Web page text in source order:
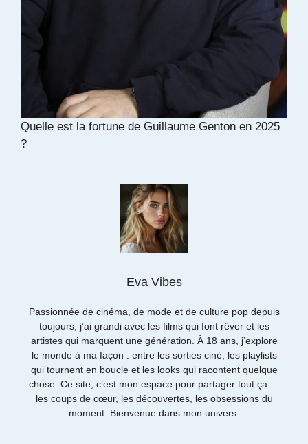
Quelle est la fortune de Guillaume Genton en 2025
?
Eva Vibes
Passionnée de cinéma, de mode et de culture pop depuis
toujours, j’ai grandi avec les films qui font rêver et les
artistes qui marquent une génération. À 18 ans, j’explore
le monde à ma façon : entre les sorties ciné, les playlists
qui tournent en boucle et les looks qui racontent quelque
chose. Ce site, c’est mon espace pour partager tout ça —
les coups de cœur, les découvertes, les obsessions du
moment. Bienvenue dans mon univers.